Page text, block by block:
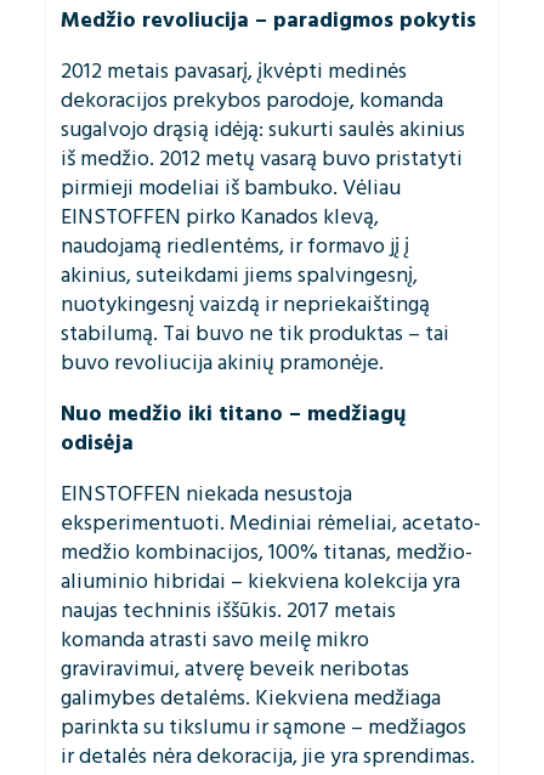
Medžio revoliucija – paradigmos pokytis
2012 metais pavasarį, įkvėpti medinės
dekoracijos prekybos parodoje, komanda
sugalvojo drąsią idėją: sukurti saulės akinius
iš medžio. 2012 metų vasarą buvo pristatyti
pirmieji modeliai iš bambuko. Vėliau
EINSTOFFEN pirko Kanados klevą,
naudojamą riedlentėms, ir formavo jį į
akinius, suteikdami jiems spalvingesnį,
nuotykingesnį vaizdą ir nepriekaištingą
stabilumą. Tai buvo ne tik produktas – tai
buvo revoliucija akinių pramonėje.
Nuo medžio iki titano – medžiagų
odisėja
EINSTOFFEN niekada nesustoja
eksperimentuoti. Mediniai rėmeliai, acetato-
medžio kombinacijos, 100% titanas, medžio-
aliuminio hibridai – kiekviena kolekcija yra
naujas techninis iššūkis. 2017 metais
komanda atrasti savo meilę mikro
graviravimui, atverę beveik neribotas
galimybes detalėms. Kiekviena medžiaga
parinkta su tikslumu ir sąmone – medžiagos
ir detalės nėra dekoracija, jie yra sprendimas.